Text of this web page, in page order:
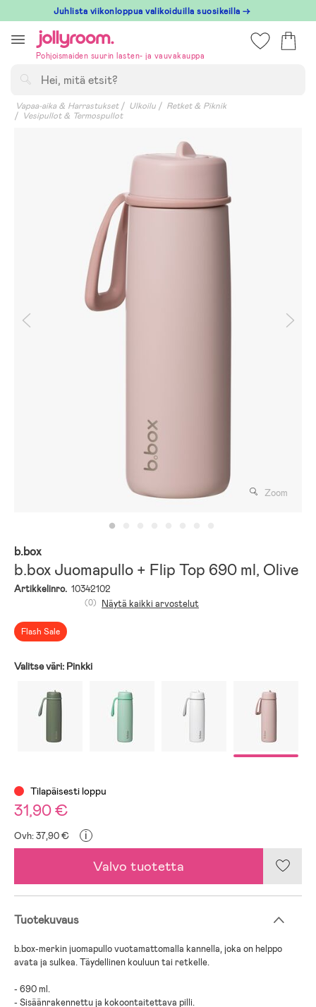
till
innehållet
Juhlista viikonloppua valikoiduilla suosikeilla →
Pohjoismaiden suurin lasten- ja vauvakauppa
Vapaa-aika & Harrastukset Ulkoilu
Retket & Piknik
Vesipullot & Termospullot
Zoom
b.box
b.box Juomapullo + Flip Top 690 ml, Olive
Artikkelinro. 10342102
Flash Sale
(0) Näytä kaikki arvostelut
Valitse väri: Pinkki
Tilapäisesti loppu
31,90 €
Ovh: 37,90 € i
Valvo tuotetta
Tuotekuvaus
b.box-merkin juomapullo vuotamattomalla kannella, joka on helppo
avata ja sulkea. Täydellinen kouluun tai retkelle.
- 690 ml.
- Sisäänrakennettu ja kokoontaitettava pilli.